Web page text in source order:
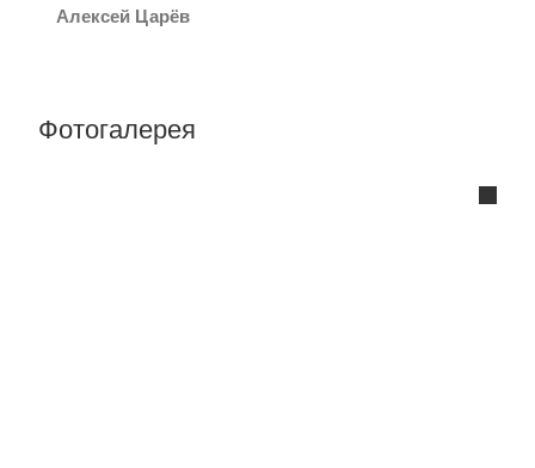
Алексей Царёв
Фотогалерея